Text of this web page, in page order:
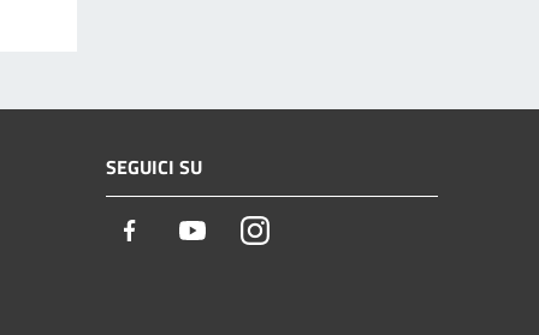
SEGUICI SU
Facebook YoutubeInstagram